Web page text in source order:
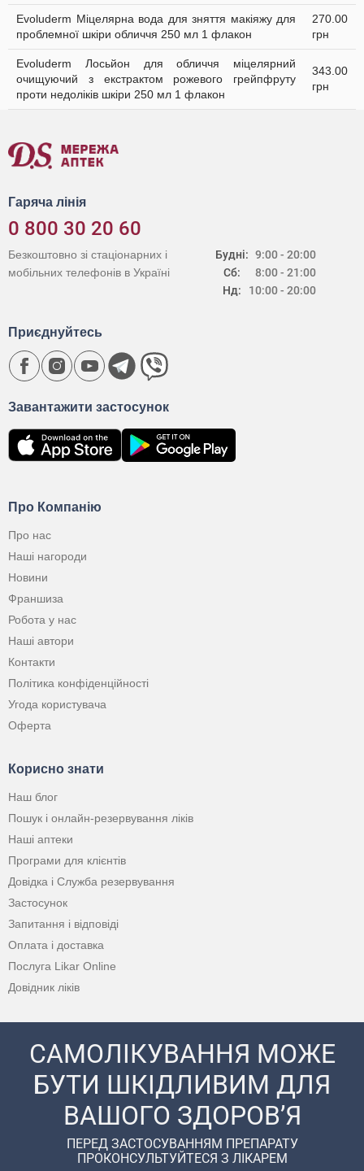
Evoluderm Міцелярна вода для зняття макіяжу для
проблемної шкіри обличчя 250 мл 1 флакон
270.00
грн
Evoluderm Лосьйон для обличчя міцелярний
очищуючий з екстрактом рожевого грейпфруту
проти недоліків шкіри 250 мл 1 флакон
343.00
грн
Гаряча лінія
0 800 30 20 60
Будні:
Сб:
Нд:
9:00 - 20:00
8:00 - 21:00
10:00 - 20:00
Безкоштовно зі стаціонарних і
мобільних телефонів в Україні
Про Компанію
Про нас
Наші нагороди
Новини
Франшиза
Робота у нас
Наші автори
Контакти
Політика конфіденційності
Угода користувача
Оферта
Корисно знати
Наш блог
Пошук і онлайн-резервування ліків
Наші аптеки
Програми для клієнтів
Довідка і Служба резервування
Застосунок
Запитання і відповіді
Оплата і доставка
Послуга Likar Online
Довідник ліків
Завантажити застосунок
Приєднуйтесь
САМОЛІКУВАННЯ МОЖЕ
БУТИ ШКІДЛИВИМ ДЛЯ
ВАШОГО ЗДОРОВ’Я
ПЕРЕД ЗАСТОСУВАННЯМ ПРЕПАРАТУ
ПРОКОНСУЛЬТУЙТЕСЯ З ЛІКАРЕМ